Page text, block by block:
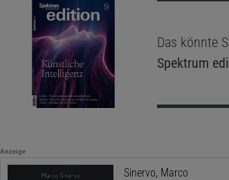
Das könnte
Spektrum
Anzeige
Sinervo, Marco